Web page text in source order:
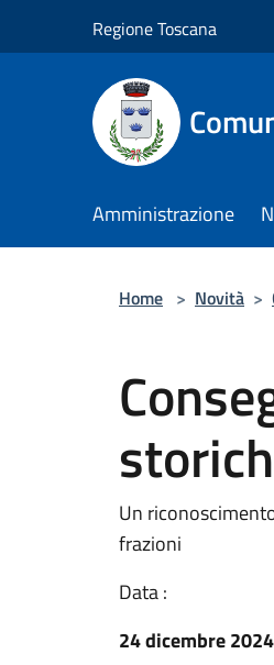
Regione Toscana
Amministrazione
Home > Novità >
Un
frazioni
Data :
24 dicembre 2024